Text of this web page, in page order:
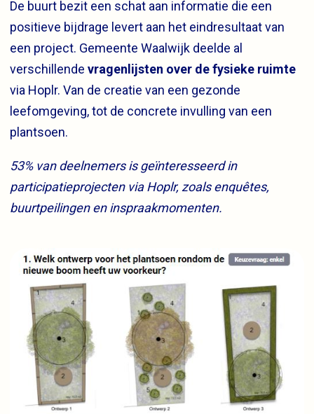
De buurt bezit een schat aan informatie die een
positieve bijdrage levert aan het eindresultaat van
een project. Gemeente Waalwijk deelde al
verschillende vragenlijsten over de fysieke ruimte
via Hoplr. Van de creatie van een gezonde
leefomgeving, tot de concrete invulling van een
plantsoen.
53% van deelnemers is geïnteresseerd in
participatieprojecten via Hoplr, zoals enquêtes,
buurtpeilingen en inspraakmomenten.